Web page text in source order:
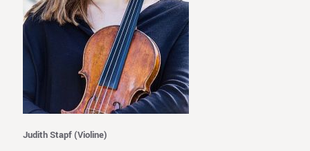
Judith Stapf (Violine)